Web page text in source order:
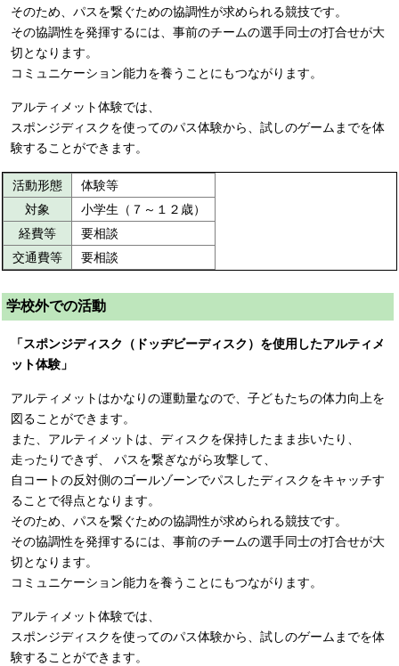
そのため、パスを繋ぐための協調性が求められる競技です。
その協調性を発揮するには、事前のチームの選手同士の打合せが大
切となります。
コミュニケーション能力を養うことにもつながります。
アルティメット体験では、
スポンジディスクを使ってのパス体験から、試しのゲームまでを体
験することができます。
活動形態
体験等
対象
小学生（７～１２歳）
経費等
要相談
交通費等
要相談
学校外での活動
「スポンジディスク（ドッヂビーディスク）を使用したアルティメ
ット体験」
アルティメットはかなりの運動量なので、子どもたちの体力向上を
図ることができます。
また、アルティメットは、ディスクを保持したまま歩いたり、
走ったりできず、 パスを繋ぎながら攻撃して、
自コートの反対側のゴールゾーンでパスしたディスクをキャッチす
ることで得点となります。
そのため、パスを繋ぐための協調性が求められる競技です。
その協調性を発揮するには、事前のチームの選手同士の打合せが大
切となります。
コミュニケーション能力を養うことにもつながります。
アルティメット体験では、
スポンジディスクを使ってのパス体験から、試しのゲームまでを体
験することができます。